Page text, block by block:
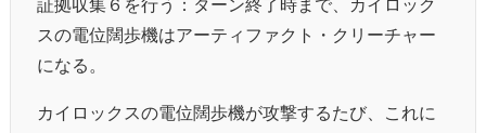
証拠収集６を行う：ターン終了時まで、
カイロック
スの電位闊歩機はアーティファクト・クリーチャー
になる。
カイロックスの電位闊歩機が攻撃するたび、これに